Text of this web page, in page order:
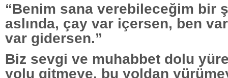
“Benim sana verebileceğim bir
aslında, çay var içersen, ben
var gidersen.”
Biz sevgi ve muhabbet dolu
yolu gitmeye, bu yoldan